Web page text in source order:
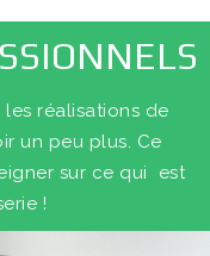
les réalisations de
un peu plus. Ce
sur ce qui est
!